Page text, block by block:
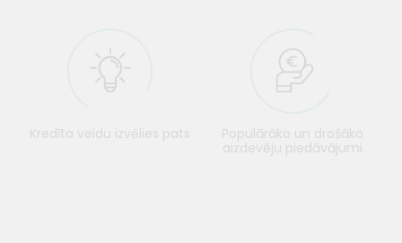
Kredīta veidu izvēlies pats
Populārāko un drošāko
aizdevēju piedāvājumi